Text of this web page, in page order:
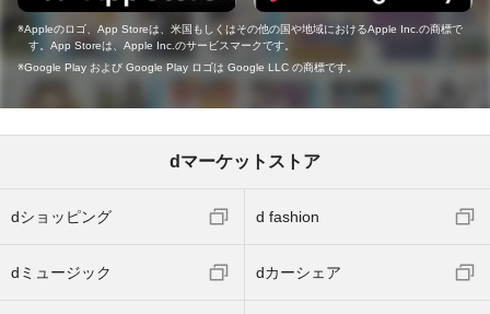
Appleのロゴ、App Storeは、米国もしくはその他の国や地域におけるApple Inc.の商標で
す。App Storeは、Apple Inc.のサービスマークです。
Google Play および Google Play ロゴは Google LLC の商標です。
dマーケットストア
dショッピング d fashion
dミュージック dカーシェア